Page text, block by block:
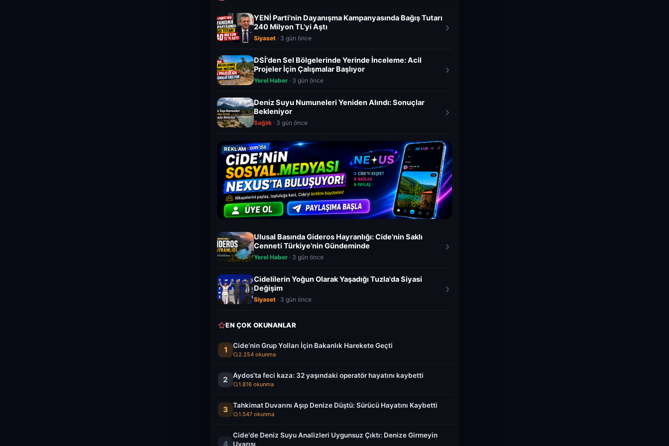
YENİ Parti'nin Dayanışma Kampanyasında Bağış Tutarı
240 Milyon TL'yi Aştı
Siyaset · 3 gün önce
DSİ'den Sel Bölgelerinde Yerinde İnceleme: Acil
Projeler İçin Çalışmalar Başlıyor
Yerel Haber · 3 gün önce
Deniz Suyu Numuneleri Yeniden Alındı: Sonuçlar
Bekleniyor
Sağlık · 3 gün önce
REKLAM
Ulusal Basında Gideros Hayranlığı: Cide'nin Saklı
Cenneti Türkiye'nin Gündeminde
Yerel Haber · 3 gün önce
Cidelilerin Yoğun Olarak Yaşadığı Tuzla'da Siyasi
Değişim
Siyaset · 3 gün önce
EN ÇOK OKUNANLAR
1 Cide’nin Grup Yolları İçin Bakanlık Harekete Geçti
2.254 okunma
2 Aydos’ta feci kaza: 32 yaşındaki operatör hayatını kaybetti
1.816 okunma
3 Tahkimat Duvarını Aşıp Denize Düştü: Sürücü Hayatını Kaybetti
1.547 okunma
4
Cide'de Deniz Suyu Analizleri Uygunsuz Çıktı: Denize Girmeyin
Uyarısı